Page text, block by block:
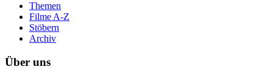
Themen
Filme A-Z
Stöbern
Archiv
Über uns